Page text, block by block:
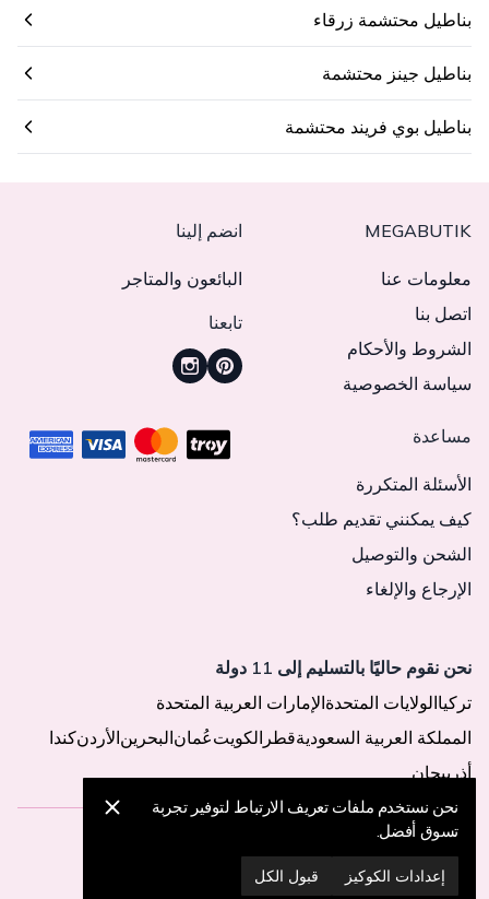
بناطيل محتشمة زرقاء
بناطيل جينز محتشمة
بناطيل بوي فريند محتشمة
MEGABUTIK
معلومات عنا
اتصل بنا
الشروط والأحكام
سياسة الخصوصية
انضم إلينا
البائعون والمتاجر
تابعنا
مساعدة
الأسئلة المتكررة
كيف يمكنني تقديم طلب؟
الشحن والتوصيل
الإرجاع والإلغاء
نحن نقوم حاليًا بالتسليم إلى 11 دولة
تركياالولايات المتحدةالإمارات العربية المتحدة
المملكة العربية السعوديةقطر الكويتعُمانالبحرينالأردنكندا
أذربيجان
© 2025 MegaButik -
نحن نستخدم ملفات تعريف الارتباط لتوفير تجربة
تسوق أفضل.
إعدادات الكوكيز قبول الكل